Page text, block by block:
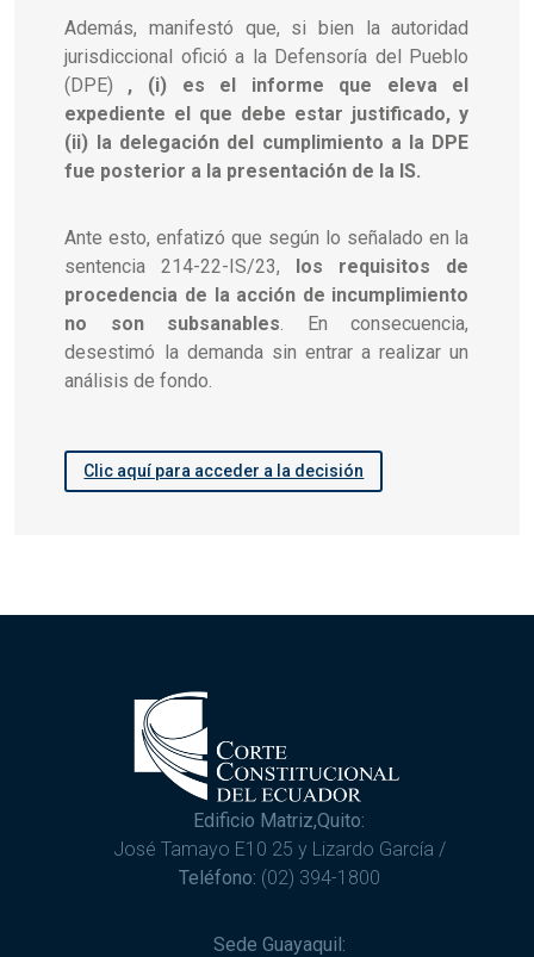
Además, manifestó que, si bien la autoridad
jurisdiccional ofició a la Defensoría del Pueblo
(DPE) , (i) es el informe que eleva el
expediente el que debe estar justificado, y
(ii) la delegación del cumplimiento a la DPE
fue posterior a la presentación de la IS.
Ante esto, enfatizó que según lo señalado en la
sentencia 214-22-IS/23, los requisitos de
procedencia de la acción de incumplimiento
no son subsanables. En consecuencia,
desestimó la demanda sin entrar a realizar un
análisis de fondo.
Clic aquí para acceder a la decisión
Edificio Matriz,Quito:
José Tamayo E10 25 y Lizardo García /
Teléfono: (02) 394-1800
Sede Guayaquil: